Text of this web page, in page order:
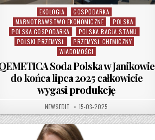
LATACH DZIAŁALNOŚCI
Posted in
EKOLOGIA
GOSPODARKA
MARNOTRAWSTWO EKONOMICZNE
POLSKA
POLSKA GOSPODARKA
POLSKA RACJA STANU
POLSKI PRZEMYSŁ
PRZEMYSŁ CHEMICZNY
WIADOMOŚCI
Soda Polska w Janikowie
do końca lipca 2025 całkowicie
wygasi produkcję
AUTHOR:
NEWSEDIT PUBLISHED DATE:
15-03-2025